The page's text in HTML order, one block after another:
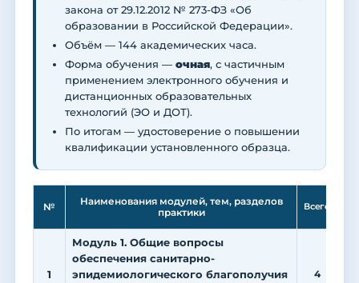
закона от 29.12.2012 № 273-ФЗ «Об
образовании в Российской Федерации».
Объём — 144 академических часа.
Форма обучения — очная, с частичным
применением электронного обучения и
дистанционных образовательных
технологий (ЭО и ДОТ).
По итогам — удостоверение о повышении
квалификации установленного образца.
№
Наименования модулей, тем, разделов
практики
Всего
1
Модуль 1. Общие вопросы
обеспечения санитарно-
эпидемиологического благополучия
4